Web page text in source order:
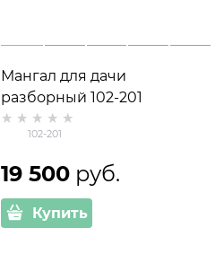
Мангал для дачи
разборный 102-201
102-201
19 500 руб.
Купить